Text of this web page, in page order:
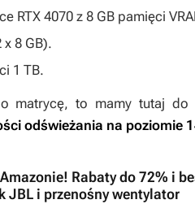
RTX 4070 z 8 GB pamięci
x 8 GB).
1 TB.
matrycę, to mamy tutaj do
odświeżania na poziomie
Rabaty do 72% i
JBL i przenośny wentylator